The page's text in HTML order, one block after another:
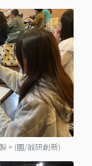
。(圖/誠研創新)